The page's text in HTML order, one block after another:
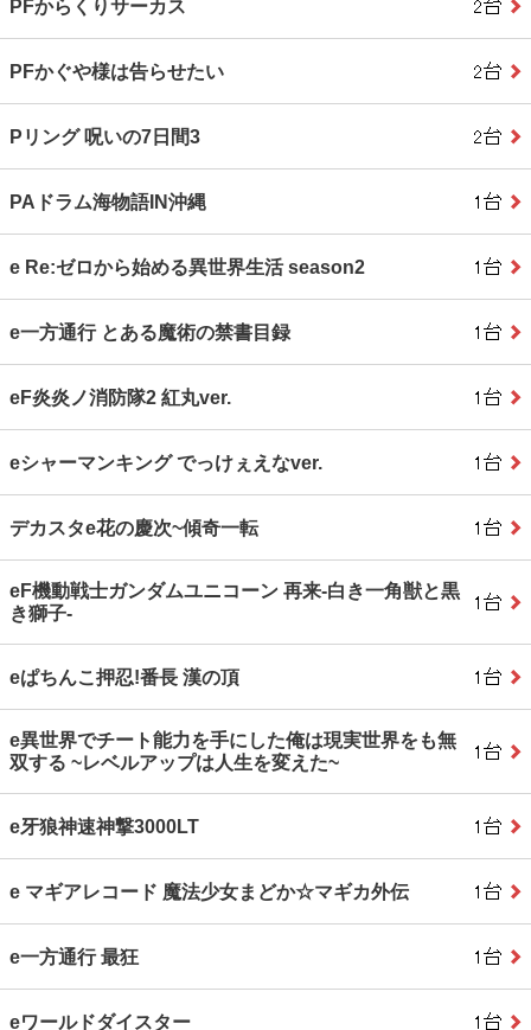
PFからくりサーカス
PFかぐや様は告らせたい
Pリング 呪いの7日間3
PAドラム海物語IN沖縄
e Re:ゼロから始める異世界生活 season2
e一方通行 とある魔術の禁書目録
eF炎炎ノ消防隊2 紅丸ver.
eシャーマンキング でっけぇえなver.
デカスタe花の慶次~傾奇一転
eF機動戦士ガンダムユニコーン 再来‐白き一角獣と黒
き獅子‐
eぱちんこ押忍!番長 漢の頂
e異世界でチート能力を手にした俺は現実世界をも無
双する ~レベルアップは人生を変えた~
e牙狼神速神撃3000LT
e マギアレコード 魔法少女まどか☆マギカ外伝
e一方通行 最狂
eワールドダイスター